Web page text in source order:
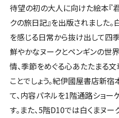
待望の初の大人に向けた絵本『
クの旅日記』を出版されました
を感じる日常から抜け出して四季
鮮やかなヌークとペンギンの世
情、季節をめぐる心あたたまる文
ことでしょう。紀伊國屋書店新
て、内容パネルを1階通路ショー
す。また、5階D10では白くまヌ